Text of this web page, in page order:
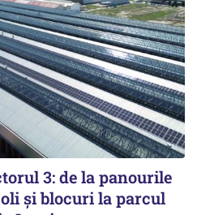
3: de la panourile
și blocuri la parcul